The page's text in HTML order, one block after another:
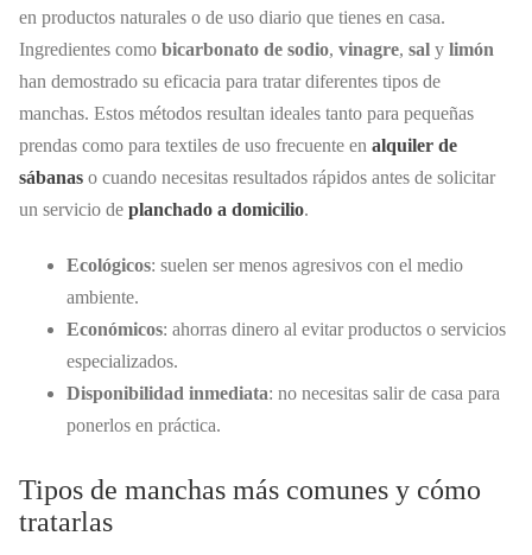
en productos naturales o de uso diario que tienes en casa.
Ingredientes como bicarbonato de sodio, vinagre, sal y limón
han demostrado su eficacia para tratar diferentes tipos de
manchas. Estos métodos resultan ideales tanto para pequeñas
prendas como para textiles de uso frecuente en alquiler de
sábanas o cuando necesitas resultados rápidos antes de solicitar
un servicio de planchado a domicilio.
Ecológicos: suelen ser menos agresivos con el medio
ambiente.
Económicos: ahorras dinero al evitar productos o servicios
especializados.
Disponibilidad inmediata: no necesitas salir de casa para
ponerlos en práctica.
Tipos de manchas más comunes y cómo
tratarlas